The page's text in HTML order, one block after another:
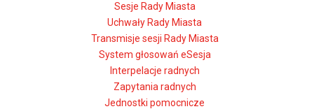
Sesje Rady Miasta
Uchwały Rady Miasta
Transmisje sesji Rady Miasta
System głosowań eSesja
Interpelacje radnych
Zapytania radnych
Jednostki pomocnicze